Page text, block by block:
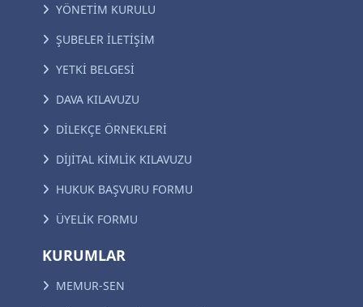
YÖNETİM KURULU
ŞUBELER İLETİŞİM
YETKİ BELGESİ
DAVA KILAVUZU
DİLEKÇE ÖRNEKLERİ
DİJİTAL KİMLİK KILAVUZU
HUKUK BAŞVURU FORMU
ÜYELİK FORMU
KURUMLAR
MEMUR-SEN